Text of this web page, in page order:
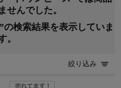
せんでした。
”の検索結果を表示していま
。
絞り込み